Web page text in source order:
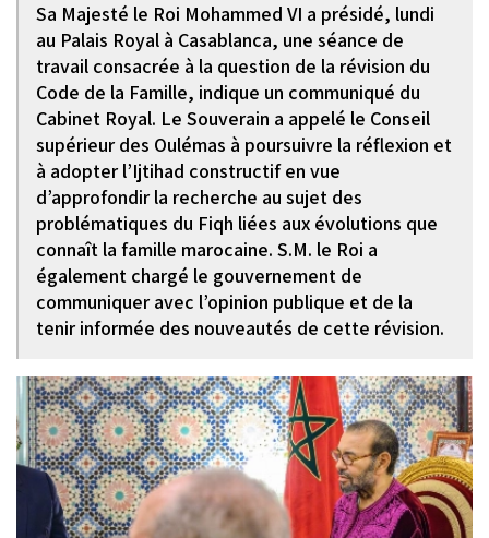
Sa Majesté le Roi Mohammed VI a présidé, lundi
au Palais Royal à Casablanca, une séance de
travail consacrée à la question de la révision du
Code de la Famille, indique un communiqué du
Cabinet Royal. Le Souverain a appelé le Conseil
supérieur des Oulémas à poursuivre la réflexion et
à adopter l’Ijtihad constructif en vue
d’approfondir la recherche au sujet des
problématiques du Fiqh liées aux évolutions que
connaît la famille marocaine. S.M. le Roi a
également chargé le gouvernement de
communiquer avec l’opinion publique et de la
tenir informée des nouveautés de cette révision.